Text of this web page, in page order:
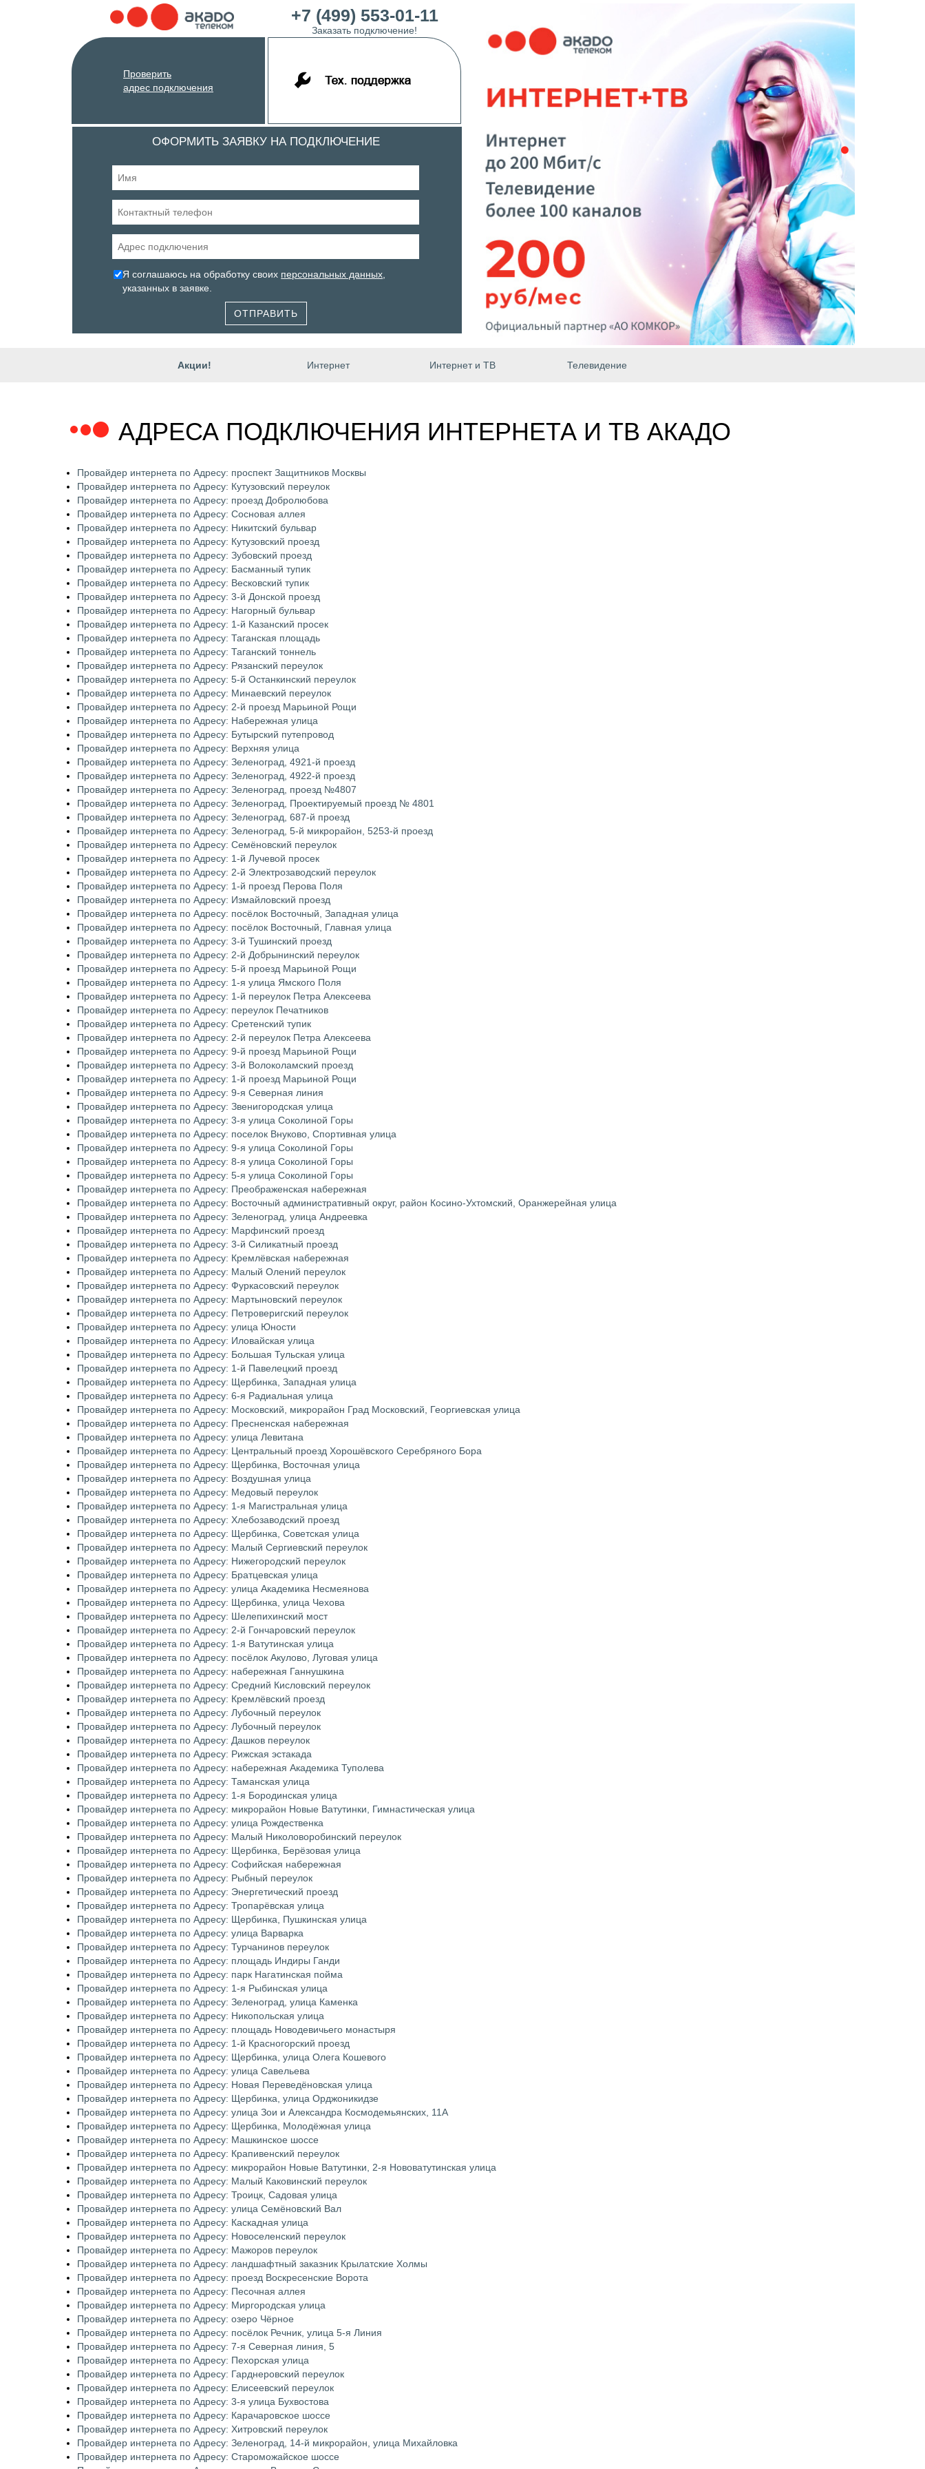
+7 (499) 553-01-11
Заказать подключение!
Проверить
адрес подключения
ОФОРМИТЬ ЗАЯВКУ НА ПОДКЛЮЧЕНИЕ
Я соглашаюсь на обработку своих персональных данных
указанных в заявке.
ОТПРАВИТЬ
Акции! Интернет Интернет и ТВ Телевидение
АДРЕСА ПОДКЛЮЧЕНИЯ ИНТЕРНЕТА И ТВ АКАДО
Провайдер интернета по Адресу: проспект Защитников Москвы
Провайдер интернета по Адресу: Кутузовский переулок
Провайдер интернета по Адресу: проезд Добролюбова
Провайдер интернета по Адресу: Сосновая аллея
Провайдер интернета по Адресу: Никитский бульвар
Провайдер интернета по Адресу: Кутузовский проезд
Провайдер интернета по Адресу: Зубовский проезд
Провайдер интернета по Адресу: Басманный тупик
Провайдер интернета по Адресу: Весковский тупик
Провайдер интернета по Адресу: 3-й Донской проезд
Провайдер интернета по Адресу: Нагорный бульвар
Провайдер интернета по Адресу: 1-й Казанский просек
Провайдер интернета по Адресу: Таганская площадь
Провайдер интернета по Адресу: Таганский тоннель
Провайдер интернета по Адресу: Рязанский переулок
Провайдер интернета по Адресу: 5-й Останкинский переулок
Провайдер интернета по Адресу: Минаевский переулок
Провайдер интернета по Адресу: 2-й проезд Марьиной Рощи
Провайдер интернета по Адресу: Набережная улица
Провайдер интернета по Адресу: Бутырский путепровод
Провайдер интернета по Адресу: Верхняя улица
Провайдер интернета по Адресу: Зеленоград, 4921-й проезд
Провайдер интернета по Адресу: Зеленоград, 4922-й проезд
Провайдер интернета по Адресу: Зеленоград, проезд №4807
Провайдер интернета по Адресу: Зеленоград, Проектируемый проезд № 4801
Провайдер интернета по Адресу: Зеленоград, 687-й проезд
Провайдер интернета по Адресу: Зеленоград, 5-й микрорайон, 5253-й проезд
Провайдер интернета по Адресу: Семёновский переулок
Провайдер интернета по Адресу: 1-й Лучевой просек
Провайдер интернета по Адресу: 2-й Электрозаводский переулок
Провайдер интернета по Адресу: 1-й проезд Перова Поля
Провайдер интернета по Адресу: Измайловский проезд
Провайдер интернета по Адресу: посёлок Восточный, Западная улица
Провайдер интернета по Адресу: посёлок Восточный, Главная улица
Провайдер интернета по Адресу: 3-й Тушинский проезд
Провайдер интернета по Адресу: 2-й Добрынинский переулок
Провайдер интернета по Адресу: 5-й проезд Марьиной Рощи
Провайдер интернета по Адресу: 1-я улица Ямского Поля
Провайдер интернета по Адресу: 1-й переулок Петра Алексеева
Провайдер интернета по Адресу: переулок Печатников
Провайдер интернета по Адресу: Сретенский тупик
Провайдер интернета по Адресу: 2-й переулок Петра Алексеева
Провайдер интернета по Адресу: 9-й проезд Марьиной Рощи
Провайдер интернета по Адресу: 3-й Волоколамский проезд
Провайдер интернета по Адресу: 1-й проезд Марьиной Рощи
Провайдер интернета по Адресу: 9-я Северная линия
Провайдер интернета по Адресу: Звенигородская улица
Провайдер интернета по Адресу: 3-я улица Соколиной Горы
Провайдер интернета по Адресу: поселок Внуково, Спортивная улица
Провайдер интернета по Адресу: 9-я улица Соколиной Горы
Провайдер интернета по Адресу: 8-я улица Соколиной Горы
Провайдер интернета по Адресу: 5-я улица Соколиной Горы
Провайдер интернета по Адресу: Преображенская набережная
Провайдер интернета по Адресу: Восточный административный округ, район Косино-Ухтомский, Оранжерейная улица
Провайдер интернета по Адресу: Зеленоград, улица Андреевка
Провайдер интернета по Адресу: Марфинский проезд
Провайдер интернета по Адресу: 3-й Силикатный проезд
Провайдер интернета по Адресу: Кремлёвская набережная
Провайдер интернета по Адресу: Малый Олений переулок
Провайдер интернета по Адресу: Фуркасовский переулок
Провайдер интернета по Адресу: Мартыновский переулок
Провайдер интернета по Адресу: Петроверигский переулок
Провайдер интернета по Адресу: улица Юности
Провайдер интернета по Адресу: Иловайская улица
Провайдер интернета по Адресу: Большая Тульская улица
Провайдер интернета по Адресу: 1-й Павелецкий проезд
Провайдер интернета по Адресу: Щербинка, Западная улица
Провайдер интернета по Адресу: 6-я Радиальная улица
Провайдер интернета по Адресу: Московский, микрорайон Град Московский, Георгиевская улица
Провайдер интернета по Адресу: Пресненская набережная
Провайдер интернета по Адресу: улица Левитана
Провайдер интернета по Адресу: Центральный проезд Хорошёвского Серебряного Бора
Провайдер интернета по Адресу: Щербинка, Восточная улица
Провайдер интернета по Адресу: Воздушная улица
Провайдер интернета по Адресу: Медовый переулок
Провайдер интернета по Адресу: 1-я Магистральная улица
Провайдер интернета по Адресу: Хлебозаводский проезд
Провайдер интернета по Адресу: Щербинка, Советская улица
Провайдер интернета по Адресу: Малый Сергиевский переулок
Провайдер интернета по Адресу: Нижегородский переулок
Провайдер интернета по Адресу: Братцевская улица
Провайдер интернета по Адресу: улица Академика Несмеянова
Провайдер интернета по Адресу: Щербинка, улица Чехова
Провайдер интернета по Адресу: Шелепихинский мост
Провайдер интернета по Адресу: 2-й Гончаровский переулок
Провайдер интернета по Адресу: 1-я Ватутинская улица
Провайдер интернета по Адресу: посёлок Акулово, Луговая улица
Провайдер интернета по Адресу: набережная Ганнушкина
Провайдер интернета по Адресу: Средний Кисловский переулок
Провайдер интернета по Адресу: Кремлёвский проезд
Провайдер интернета по Адресу: Лубочный переулок
Провайдер интернета по Адресу: Лубочный переулок
Провайдер интернета по Адресу: Дашков переулок
Провайдер интернета по Адресу: Рижская эстакада
Провайдер интернета по Адресу: набережная Академика Туполева
Провайдер интернета по Адресу: Таманская улица
Провайдер интернета по Адресу: 1-я Бородинская улица
Провайдер интернета по Адресу: микрорайон Новые Ватутинки, Гимнастическая улица
Провайдер интернета по Адресу: улица Рождественка
Провайдер интернета по Адресу: Малый Николоворобинский переулок
Провайдер интернета по Адресу: Щербинка, Берёзовая улица
Провайдер интернета по Адресу: Софийская набережная
Провайдер интернета по Адресу: Рыбный переулок
Провайдер интернета по Адресу: Энергетический проезд
Провайдер интернета по Адресу: Тропарёвская улица
Провайдер интернета по Адресу: Щербинка, Пушкинская улица
Провайдер интернета по Адресу: улица Варварка
Провайдер интернета по Адресу: Турчанинов переулок
Провайдер интернета по Адресу: площадь Индиры Ганди
Провайдер интернета по Адресу: парк Нагатинская пойма
Провайдер интернета по Адресу: 1-я Рыбинская улица
Провайдер интернета по Адресу: Зеленоград, улица Каменка
Провайдер интернета по Адресу: Никопольская улица
Провайдер интернета по Адресу: площадь Новодевичьего монастыря
Провайдер интернета по Адресу: 1-й Красногорский проезд
Провайдер интернета по Адресу: Щербинка, улица Олега Кошевого
Провайдер интернета по Адресу: улица Савельева
Провайдер интернета по Адресу: Новая Переведёновская улица
Провайдер интернета по Адресу: Щербинка, улица Орджоникидзе
Провайдер интернета по Адресу: улица Зои и Александра Космодемьянских, 11А
Провайдер интернета по Адресу: Щербинка, Молодёжная улица
Провайдер интернета по Адресу: Машкинское шоссе
Провайдер интернета по Адресу: Крапивенский переулок
Провайдер интернета по Адресу: микрорайон Новые Ватутинки, 2-я Нововатутинская улица
Провайдер интернета по Адресу: Малый Каковинский переулок
Провайдер интернета по Адресу: Троицк, Садовая улица
Провайдер интернета по Адресу: улица Семёновский Вал
Провайдер интернета по Адресу: Каскадная улица
Провайдер интернета по Адресу: Новоселенский переулок
Провайдер интернета по Адресу: Мажоров переулок
Провайдер интернета по Адресу: ландшафтный заказник Крылатские Холмы
Провайдер интернета по Адресу: проезд Воскресенские Ворота
Провайдер интернета по Адресу: Песочная аллея
Провайдер интернета по Адресу: Миргородская улица
Провайдер интернета по Адресу: озеро Чёрное
Провайдер интернета по Адресу: посёлок Речник, улица 5-я Линия
Провайдер интернета по Адресу: 7-я Северная линия, 5
Провайдер интернета по Адресу: Пехорская улица
Провайдер интернета по Адресу: Гарднеровский переулок
Провайдер интернета по Адресу: Елисеевский переулок
Провайдер интернета по Адресу: 3-я улица Бухвостова
Провайдер интернета по Адресу: Карачаровское шоссе
Провайдер интернета по Адресу: Хитровский переулок
Провайдер интернета по Адресу: Зеленоград, 14-й микрорайон, улица Михайловка
Провайдер интернета по Адресу: Староможайское шоссе